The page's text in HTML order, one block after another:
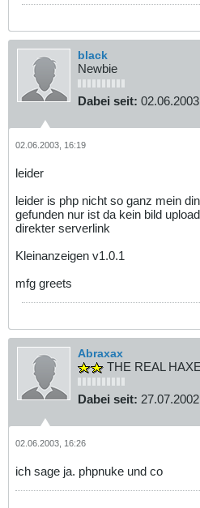
black
Newbie
Dabei seit: 02.06.2003
02.06.2003, 16:19
leider
leider is php nicht so ganz mein
gefunden nur ist da kein bild
direkter serverlink
Kleinanzeigen v1.0.1
mfg greets
Abraxax
THE REAL
Dabei seit: 27.07.2002
02.06.2003, 16:26
ich sage ja. phpnuke und co